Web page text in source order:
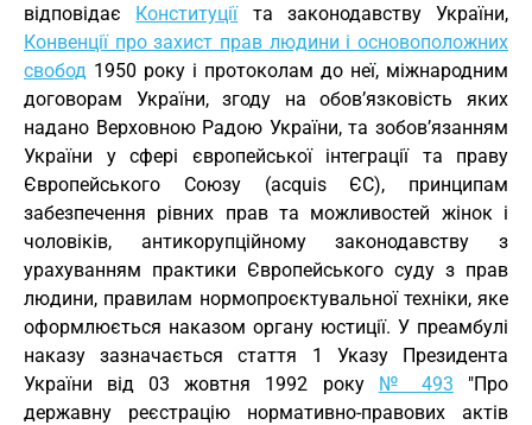
відповідає Конституціїта законодавству України,
Конвенції про захист прав людини і основоположних
свобод 1950 року і протоколам до неї, міжнародним
договорам України, згоду на обов’язковість яких
надано Верховною Радою України, та зобов’язанням
України у сфері європейської інтеграції та праву
Європейського Союзу (acquis ЄС), принципам
забезпечення рівних прав та можливостей жінок і
чоловіків, антикорупційному законодавству з
урахуванням практики Європейського суду з прав
людини, правилам нормопроєктувальної техніки, яке
оформлюється наказом органу юстиції. У преамбулі
наказу зазначається стаття 1 Указу Президента
України від 03 жовтня 1992 року № 493 "Про
державну реєстрацію нормативно-правових актів